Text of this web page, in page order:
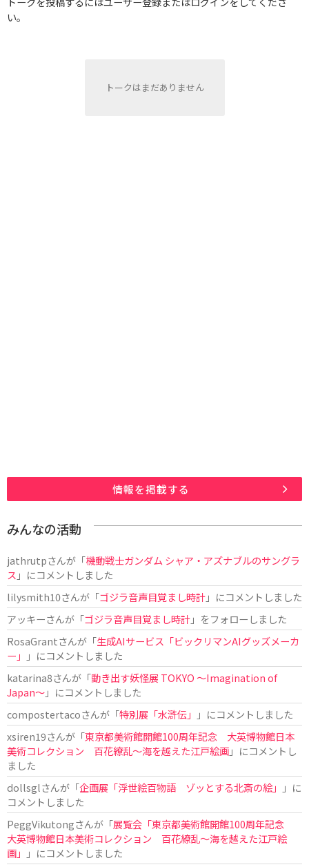
い。
トークはまだありません
情報を掲載する
みんなの活動
jathrutpさんが「機動戦士ガンダム シャア・アズナブルのサングラ
ス 」にコメントしました
lilysmith10さんが「ゴジラ音声目覚まし時計」にコメントしました
アッキーさんが「ゴジラ音声目覚まし時計」をフォローしました
RosaGrantさんが「生成AIサービス「ビックリマンAIグッズメーカ
ー」
」にコメントしました
katarina8さんが「動き出す妖怪展 TOKYO 〜Imagination of
Japan〜」にコメントしました
compostertacoさんが「特別展「水滸伝」
」にコメントしました
xsiren19さんが「東京都美術館開館100周年記念 大英博物館日本
美術コレクション 百花繚乱～海を越えた江戸絵画」にコメントし
ました
dollsglさんが「企画展「浮世絵百物語 ゾッとする北斎の絵」
」に
コメントしました
PeggVikutongさんが「展覧会「東京都美術館開館100周年記念
大英博物館日本美術コレクション 百花繚乱〜海を越えた江戸絵
画」
」にコメントしました